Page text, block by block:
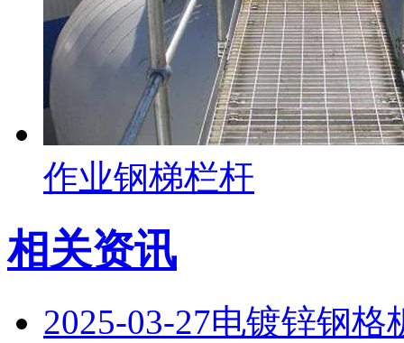
作业钢梯栏杆
相关资讯
2025-03-27电镀锌钢格